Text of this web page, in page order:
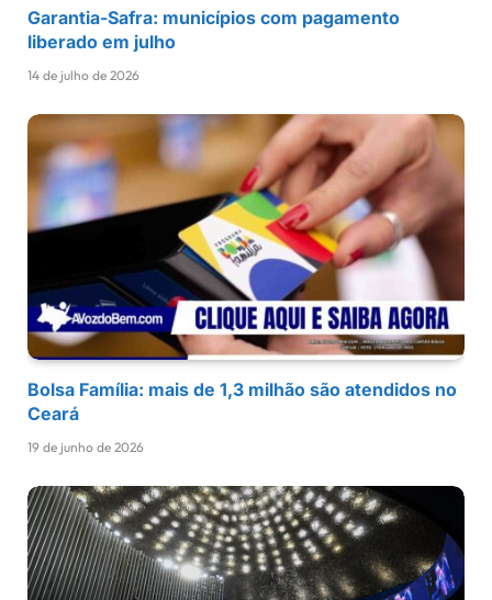
Garantia-Safra: municípios com pagamento
liberado em julho
14 de julho de 2026
Bolsa Família: mais de 1,3 milhão são atendidos no
Ceará
19 de junho de 2026